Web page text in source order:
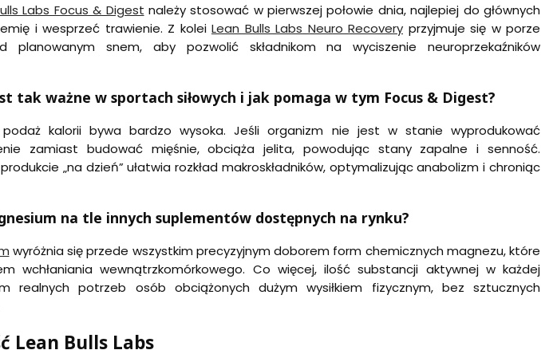
Labs Focus & Digest należy stosować w pierwszej połowie dnia, najlepiej do głównych
i wesprzeć trawienie. Z kolei Lean Bulls Labs Neuro Recovery przyjmuje się w porze
planowanym snem, aby pozwolić składnikom na wyciszenie neuroprzekaźników
tak ważne w sportach siłowych i jak pomaga w tym Focus & Digest?
kalorii bywa bardzo wysoka. Jeśli organizm nie jest w stanie wyprodukować
zamiast budować mięśnie, obciąża jelita, powodując stany zapalne i senność.
„na dzień” ułatwia rozkład makroskładników, optymalizując anabolizm i chroniąc
na tle innych suplementów dostępnych na rynku?
wyróżnia się przede wszystkim precyzyjnym doborem form chemicznych magnezu, które
wchłaniania wewnątrzkomórkowego. Co więcej, ilość substancji aktywnej w każdej
realnych potrzeb osób obciążonych dużym wysiłkiem fizycznym, bez sztucznych
Lean Bulls Labs